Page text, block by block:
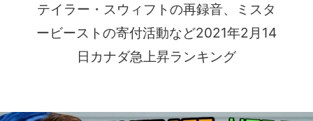
テイラー・スウィフトの再録音、ミスタ
ービーストの寄付活動など2021年2月14
日カナダ急上昇ランキング